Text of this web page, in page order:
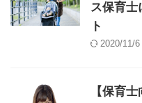
ス保育士
ト
2020/11/6
【保育